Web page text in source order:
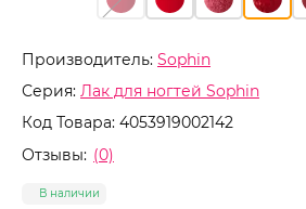
Производитель: Sophin
Серия: Лак для ногтей Sophin
Код Товара: 4053919002142
Отзывы: (0)
В наличии